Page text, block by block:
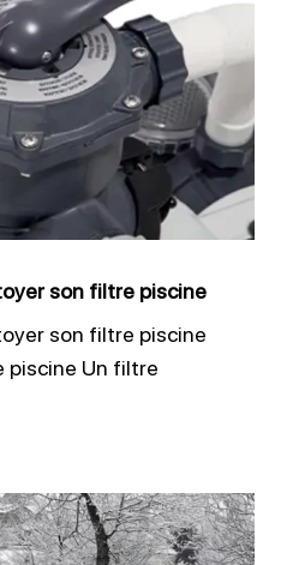
son filtre piscine
son filtre piscine
piscine Un filtre